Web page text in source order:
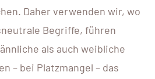
Daher verwenden wir, wo
Begriffe, führen
als auch weibliche
– bei Platzmangel – das